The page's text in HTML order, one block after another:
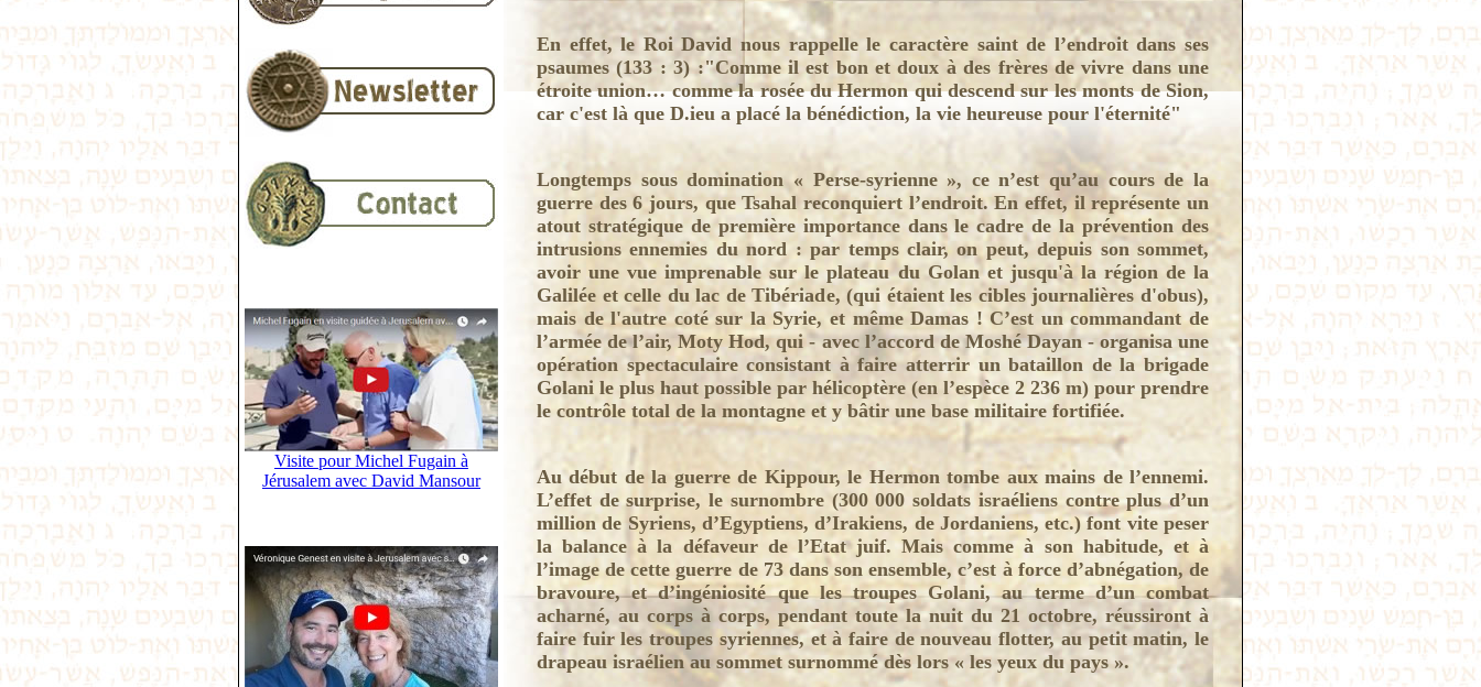
Visite pour Michel Fugain à
Jérusalem avec David Mansour
En effet, le Roi David nous rappelle le caractère saint de l’endroit dans ses
psaumes (133 : 3) :"Comme il est bon et doux à des frères de vivre dans une
étroite union… comme la rosée du Hermon qui descend sur les monts de Sion,
car c'est là que D.ieu a placé la bénédiction, la vie heureuse pour l'éternité"
Longtemps sous domination « Perse-syrienne », ce n’est qu’au cours de la
guerre des 6 jours, que Tsahal reconquiert l’endroit. En effet, il représente un
atout stratégique de première importance dans le cadre de la prévention des
intrusions ennemies du nord : par temps clair, on peut, depuis son sommet,
avoir une vue imprenable sur le plateau du Golan et jusqu'à la région de la
Galilée et celle du lac de Tibériade, (qui étaient les cibles journalières d'obus),
mais de l'autre coté sur la Syrie, et même Damas ! C’est un commandant de
l’armée de l’air, Moty Hod, qui - avec l’accord de Moshé Dayan - organisa une
opération spectaculaire consistant à faire atterrir un bataillon de la brigade
Golani le plus haut possible par hélicoptère (en l’espèce 2 236 m) pour prendre
le contrôle total de la montagne et y bâtir une base militaire fortifiée.
Au début de la guerre de Kippour, le Hermon tombe aux mains de l’ennemi.
L’effet de surprise, le surnombre (300 000 soldats israéliens contre plus d’un
million de Syriens, d’Egyptiens, d’Irakiens, de Jordaniens, etc.) font vite peser
la balance à la défaveur de l’Etat juif. Mais comme à son habitude, et à
l’image de cette guerre de 73 dans son ensemble, c’est à force d’abnégation, de
bravoure, et d’ingéniosité que les troupes Golani, au terme d’un combat
acharné, au corps à corps, pendant toute la nuit du 21 octobre, réussiront à
faire fuir les troupes syriennes, et à faire de nouveau flotter, au petit matin, le
drapeau israélien au sommet surnommé dès lors « les yeux du pays ».